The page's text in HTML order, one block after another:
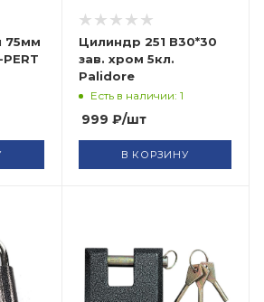
75мм
Цилиндр 251 В30*30
зав. хром 5кл.
Palidore
Есть в наличии: 1
999 ₽/шт
В КОРЗИНУ